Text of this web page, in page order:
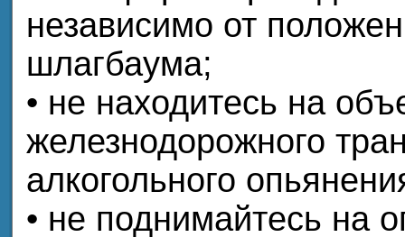
независимо от
шлагбаума;
• не находитесь на
железнодорожного
алкогольного
• не поднимайтесь на